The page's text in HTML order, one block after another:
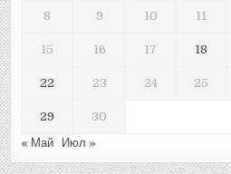
8 9 10 11
15 16 17 18
22 23 24 25
29
30
« Май
Июл »